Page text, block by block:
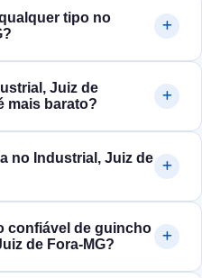
tipo no
Juiz de
mais barato?
no Industrial, Juiz de
confiável de guincho
de Fora‑MG?